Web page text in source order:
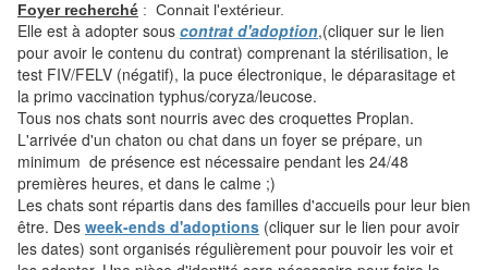
Foyer recherché : Connait l'extérieur.
Elle est à adopter sous contrat d'adoption,(cliquer sur le lien
pour avoir le contenu du contrat) comprenant la stérilisation, le
test FIV/FELV (négatif), la puce électronique, le déparasitage et
la primo vaccination typhus/coryza/leucose.
Tous nos chats sont nourris avec des croquettes Proplan.
L'arrivée d'un chaton ou chat dans un foyer se prépare, un
minimum de présence est nécessaire pendant les 24/48
premières heures, et dans le calme ;)
Les chats sont répartis dans des familles d'accueils pour leur bien
être. Des week-ends d'adoptions (cliquer sur le lien pour avoir
les dates) sont organisés régulièrement pour pouvoir les voir et